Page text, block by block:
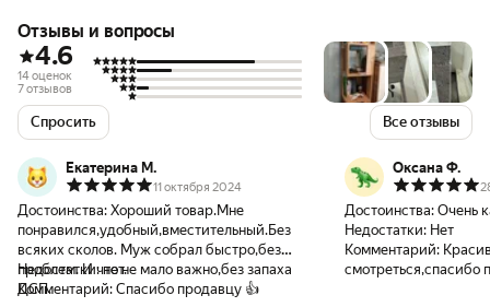
Отзывы и вопросы
4.6
14 оценок
7 отзывов
Спросить Все отзывы
Екатерина М.
11 октября 2024
Достоинства: Хороший товар.Мне
понравился,удобный,вместительный.Без
всяких сколов. Муж собрал быстро,без
проблем. И что не мало важно,без запаха
ДСП.
Недостатки: нет.
Комментарий: Спасибо продавцу 👍
Оксана Ф.
Достоинства: Очень
Недостатки: Нет
Комментарий:
смотреться,спасибо